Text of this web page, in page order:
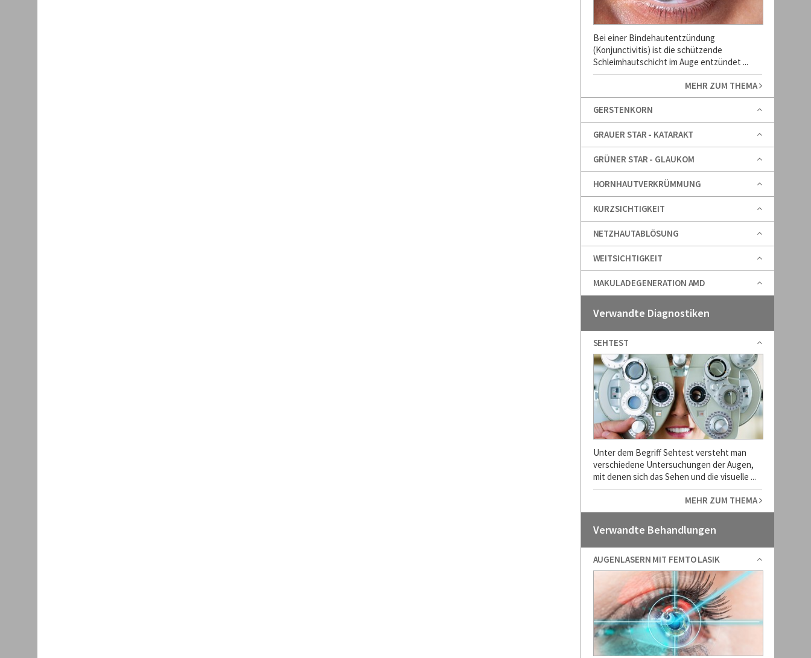
Bei einer Bindehautentzündung
(Konjunctivitis) ist die schützende
Schleimhautschicht im Auge entzündet ...
MEHR ZUM THEMA
GERSTENKORN
GRAUER STAR - KATARAKT
GRÜNER STAR - GLAUKOM
HORNHAUTVERKRÜMMUNG
KURZSICHTIGKEIT
NETZHAUTABLÖSUNG
WEITSICHTIGKEIT
MAKULADEGENERATION AMD
Verwandte Diagnostiken
SEHTEST
Unter dem Begriff Sehtest versteht man
verschiedene Untersuchungen der Augen,
mit denen sich das Sehen und die visuelle ...
MEHR ZUM THEMA
Verwandte Behandlungen
AUGENLASERN MIT FEMTO LASIK